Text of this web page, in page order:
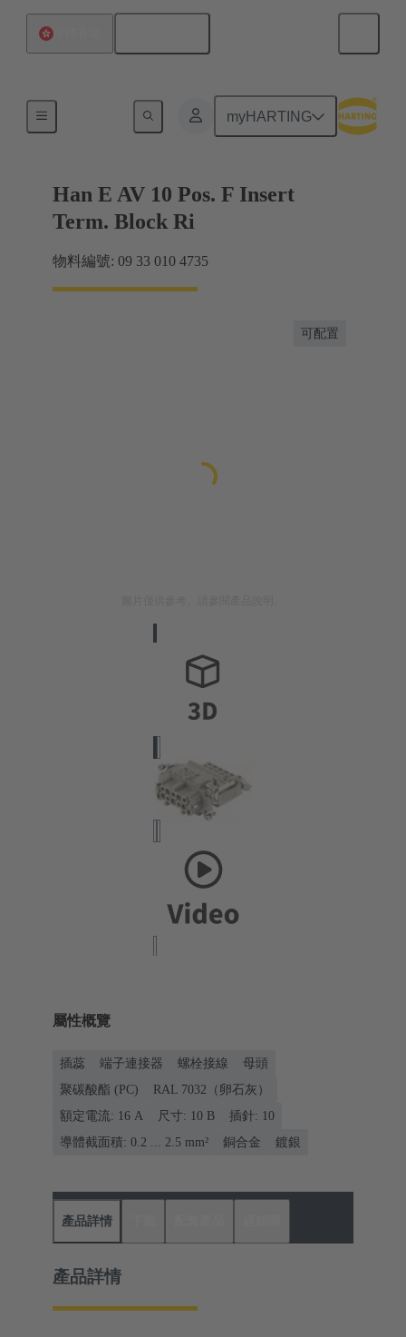
myHARTING
Han E AV 10 Pos. F Insert
Term. Block Ri
物料編號: 09 33 010 4735
可配置
屬性概覽
插蕊 端子連接器 螺栓接線
母頭
聚碳酸酯 (PC)
RAL 7032（卵石灰）
額定電流: ‌16 A
尺寸: 10 B
插針: 10
導體截面積: 0.2 ... 2.5 mm²
銅合金 鍍銀
產品詳情
產品詳情